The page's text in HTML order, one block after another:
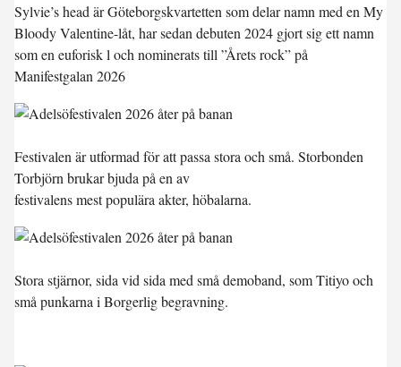
Sylvie’s head är Göteborgskvartetten som delar namn med en My
Bloody Valentine-låt, har sedan debuten 2024 gjort sig ett namn
som en euforisk l och nominerats till ”Årets rock” på
Manifestgalan 2026
Festivalen är utformad för att passa stora och små. Storbonden
Torbjörn brukar bjuda på en av
festivalens mest populära akter, höbalarna.
Stora stjärnor, sida vid sida med små demoband, som Titiyo och
små punkarna i Borgerlig begravning.